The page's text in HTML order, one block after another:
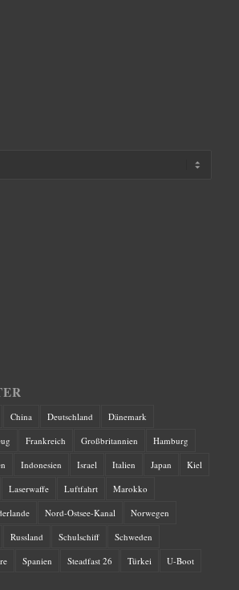
China Deutschland
Dänemark
Frankreich Großbritannien
Hamburg
Indonesien Israel Italien Japan
Kiel
Laserwaffe Luftfahrt
Marokko
Nord-Ostsee-Kanal
Norwegen
Russland Schulschiff
Schweden
Spanien Steadfast 26 Türkei
U-Boot